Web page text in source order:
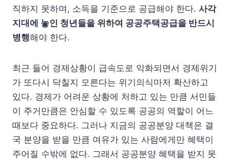
직하지 못하며, 소득을 기준으로 공급해야 한다. 사각
지대에 놓인 청년들을 위하여 공공주택공급을 반드시
병행해야 한다.
최근 들어 경제상황이 급속도로 악화되면서 경제위기
가 또다시 닥칠지 모른다는 위기의식마저 확산하고
있다. 경제가 어려운 상황에 처하고 있는 만큼 서민들
이 주거만큼은 안심할 수 있도록 공공의 역할이 어느
때보다 중요하다. 그러나 지금의 공공분양 대책은 결
국 분양을 받을 만큼 여유가 있는 사람에게만 혜택이
주어질 수밖에 없다. 그래서 공공분양 혜택을 받지 못